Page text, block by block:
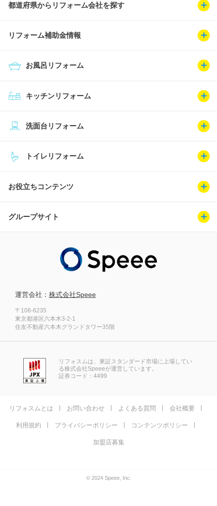
都道府県からリフォーム会社を探す
リフォーム補助金情報
キッチンリフォーム
お風呂リフォーム
トイレリフォーム
洗面台リフォーム
お役立ちコンテンツ
グループサイト
運営会社： 株式会社Speee
〒106-6235
東京都港区六本木3-2-1
住友不動産六本木グランドタワー35階
リフォスムは、東証スタンダード市場に上場してい
る株式会社Speeeが運営しています。
証券コード：4499
リフォスムとは お問い合わせ よくある質問 会社概要
利用規約 プライバシーポリシー コンテンツポリシー
加盟店募集
© 2024 Speee, Inc.